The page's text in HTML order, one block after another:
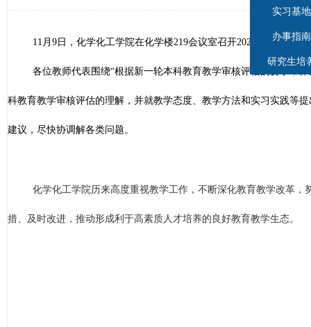
实习基地
办事指南
研究生培
11月9日，化学化工学院在化学楼219会议室召开2023-2024学
各位教师代表围绕“根据新一轮本科教育教学审核评估的要求，
科教育教学审核评估的理解，并就教学态度、教学方法和实习实践等
建议，尽快协调解各类问题。
化学化工学院历来高度重视教学工作，不断深化教育教学改革
措、及时改进，推动形成利于高素质人才培养的良好教育教学生态。